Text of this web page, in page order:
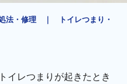
法・修理 ｜
トイレつまり・
イレつまりが起きたとき